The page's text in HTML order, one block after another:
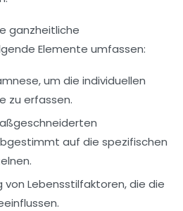
ganzheitliche
Elemente umfassen:
, um die individuellen
zu erfassen.
auf die spezifischen
von Lebensstilfaktoren, die die